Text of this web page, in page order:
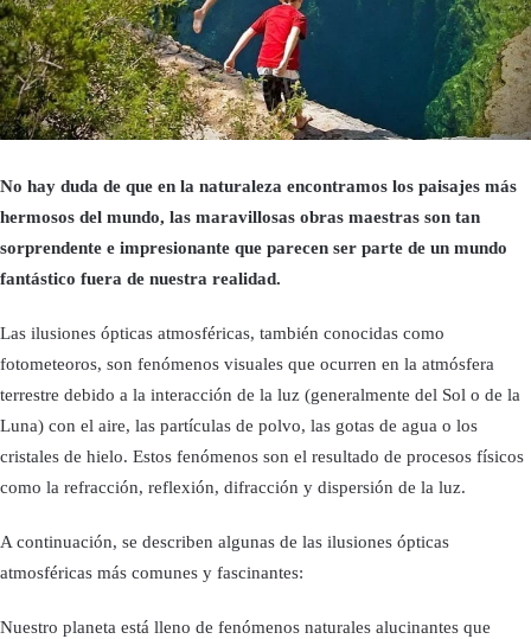
No hay duda de que en la naturaleza encontramos los paisajes más
hermosos del mundo, las maravillosas obras maestras son tan
sorprendente e impresionante que parecen ser parte de un mundo
fantástico fuera de nuestra realidad.
Las ilusiones ópticas atmosféricas, también conocidas como
fotometeoros, son fenómenos visuales que ocurren en la atmósfera
terrestre debido a la interacción de la luz (generalmente del Sol o de la
Luna) con el aire, las partículas de polvo, las gotas de agua o los
cristales de hielo. Estos fenómenos son el resultado de procesos físicos
como la refracción, reflexión, difracción y dispersión de la luz.
A continuación, se describen algunas de las ilusiones ópticas
atmosféricas más comunes y fascinantes:
Nuestro planeta está lleno de fenómenos naturales alucinantes que